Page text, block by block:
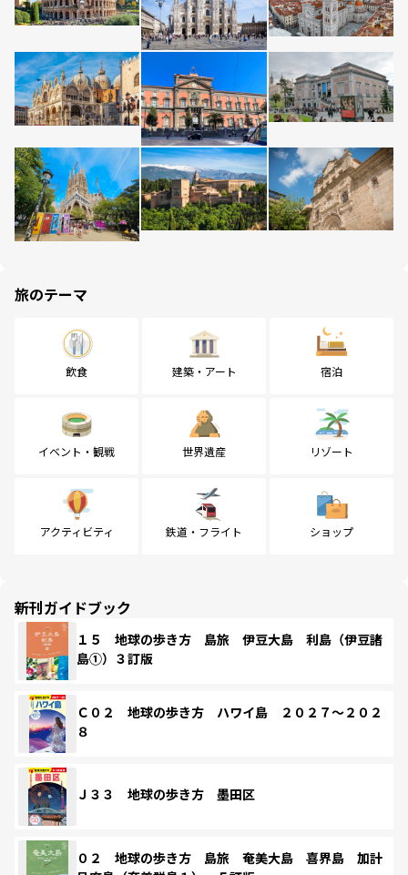
旅のテーマ
飲食 建築・アート 宿泊
イベント・観戦 世界遺産 リゾート
アクティビティ 鉄道・フライト ショップ
新刊ガイドブック
１５ 地球の歩き方 島旅 伊豆大島 利島（伊豆諸
島①）３訂版
Ｃ０２ 地球の歩き方 ハワイ島 ２０２７～２０２
８
Ｊ３３ 地球の歩き方 墨田区
０２ 地球の歩き方 島旅 奄美大島 喜界島 加計